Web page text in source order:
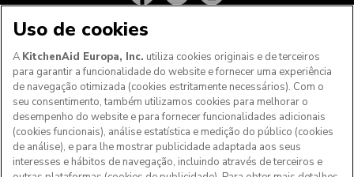
Aos clientes nos Açores, Madeira e outros territórios
portugueses: Por favor, contacte a nossa equipa de Apoio
Uso de cookies
A KitchenAid Europa, Inc. utiliza cookies originais e de terceiros
para garantir a funcionalidade do website e fornecer uma experiência
de navegação otimizada (cookies estritamente necessários). Com o
seu consentimento, também utilizamos cookies para melhorar o
desempenho do website e para fornecer funcionalidades adicionais
(cookies funcionais), análise estatística e medição do público (cookies
de análise), e para lhe mostrar publicidade adaptada aos seus
interesses e hábitos de navegação, incluindo através de terceiros e